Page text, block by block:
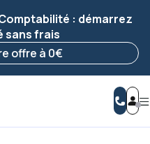
🚀
démarche
: démarrez
sans frais
offre à 0€